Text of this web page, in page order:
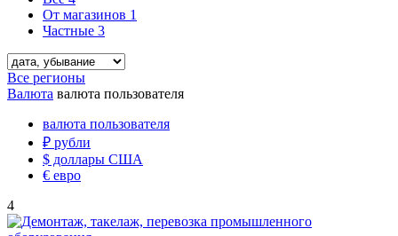
От магазинов 1
Частные 3
Все регионы
Валюта валюта пользователя
валюта пользователя
₽ рубли
$ доллары США
€ евро
4